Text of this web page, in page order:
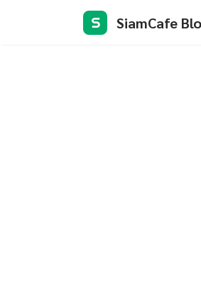
S SiamCafe